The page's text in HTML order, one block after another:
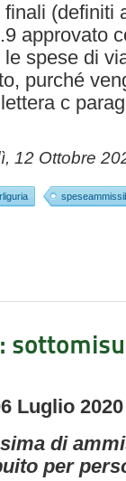
(definiti
approvato
spese di
purché
c
12 Ottobre
Luglio 2020
di
per